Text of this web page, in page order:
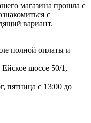
магазина прошла с
с
вариант.
полной оплаты и
шоссе 50/1,
пятница с 13:00 до